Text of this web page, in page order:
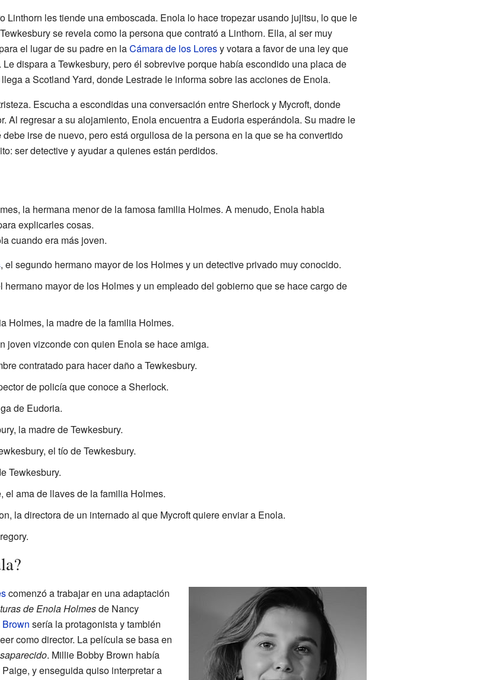
Linthorn les tiende una emboscada. Enola lo hace tropezar usando jujitsu, lo que le
se revela como la persona que contrató a Linthorn. Ella, al ser muy
el lugar de su padre en laCámara de los Loresy votara a favor de una ley que
dispara a Tewkesbury, pero él sobrevive porque había escondido una placa de
a Scotland Yard, donde Lestrade le informa sobre las acciones de Enola.
Escucha a escondidas una conversación entre Sherlock y Mycroft, donde
Al regresar a su alojamiento, Enola encuentra a Eudoria esperándola. Su madre le
irse de nuevo, pero está orgullosa de la persona en la que se ha convertido
ser detective y ayudar a quienes están perdidos.
la hermana menor de la famosa familia Holmes. A menudo, Enola habla
explicarles cosas.
cuando era más joven.
, el segundo hermano mayor de los Holmes y un detective privado muy conocido.
hermano mayor de los Holmes y un empleado del gobierno que se hace cargo de
Holmes, la madre de la familia Holmes.
joven vizconde con quien Enola se hace amiga.
contratado para hacer daño a Tewkesbury.
de policía que conoce a Sherlock.
de Eudoria.
la madre de Tewkesbury.
el tío de Tewkesbury.
Tewkesbury.
ama de llaves de la familia Holmes.
la directora de un internado al que Mycroft quiere enviar a Enola.
comenzó a trabajar en una adaptación
de Enola Holmesde Nancy
sería la protagonista y también
como director. La película se basa en
. Millie Bobby Brown había
y enseguida quiso interpretar a